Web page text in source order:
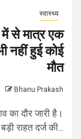
स्वास्थ्य
में से मात्र एक
नहीं हुई कोई
मौत
Bhanu Prakash
का दौर जारी है।
राहत दर्ज की...